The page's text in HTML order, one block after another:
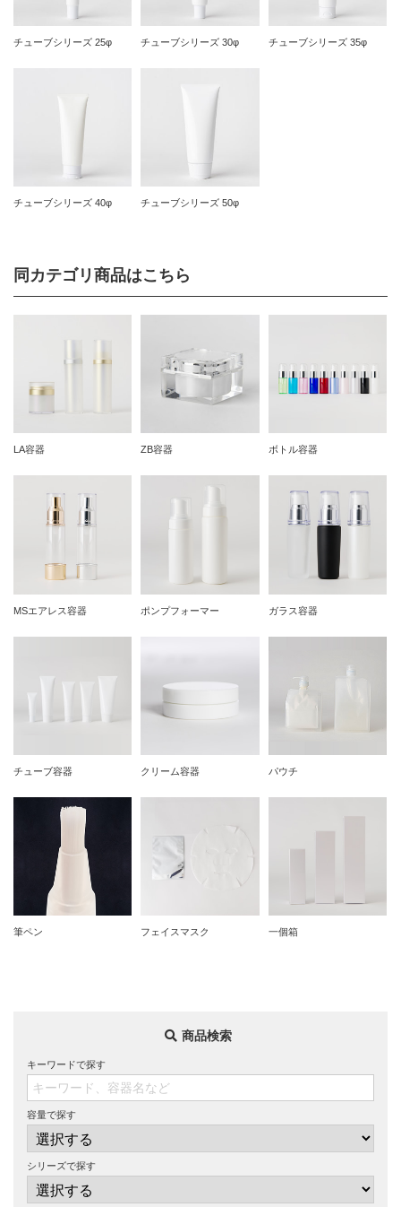
チューブシリーズ 25φ チューブシリーズ 30φ チューブシリーズ 35φ
チューブシリーズ 40φ チューブシリーズ 50φ
同カテゴリ商品はこちら
LA容器 ZB容器 ボトル容器
MSエアレス容器 ポンプフォーマー ガラス容器
チューブ容器 クリーム容器 パウチ
筆ペン フェイスマスク 一個箱
商品検索
キーワードで探す
容量で探す
シリーズで探す